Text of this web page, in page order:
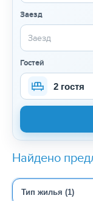
Заезд
Гостей
2 гостя
Найдено
Тип жилья (1)